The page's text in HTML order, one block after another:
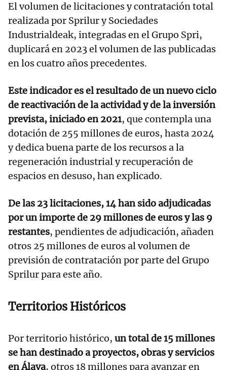
El volumen de licitaciones y contratación total
realizada por Sprilur y Sociedades
Industrialdeak, integradas en el Grupo Spri,
duplicará en 2023 el volumen de las publicadas
en los cuatro años precedentes.
Este indicador es el resultado de un nuevo ciclo
de reactivación de la actividad y de la inversión
prevista, iniciado en 2021, que contempla una
dotación de 255 millones de euros, hasta 2024
y dedica buena parte de los recursos a la
regeneración industrial y recuperación de
espacios en desuso, han explicado.
De las 23 licitaciones, 14 han sido adjudicadas
por un importe de 29 millones de euros y las 9
restantes, pendientes de adjudicación, añaden
otros 25 millones de euros al volumen de
previsión de contratación por parte del Grupo
Sprilur para este año.
Territorios Históricos
Por territorio histórico, un total de 15 millones
se han destinado a proyectos, obras y servicios
en Álava, otros 18 millones para avanzar en